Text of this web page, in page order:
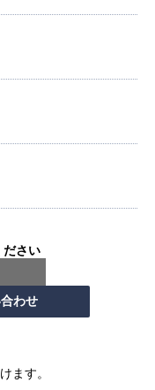
ださい
ます。